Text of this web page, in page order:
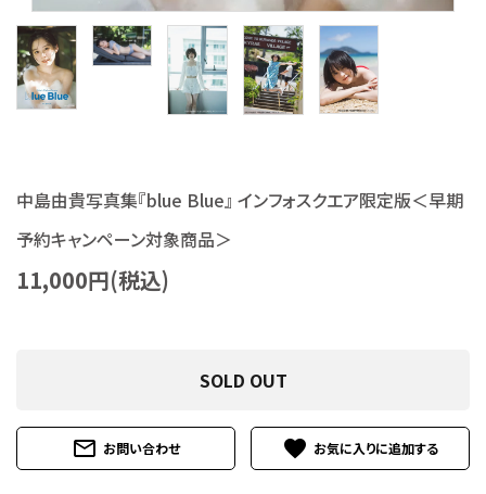
ロト・ナンバーズ書籍・グッズ
ご利用ガイド
特定商取引法について
中島由貴写真集『blue Blue』 インフォスクエア限定版＜早期
予約キャンペーン対象商品＞
11,000円(税込)
SOLD OUT
mail_outline お問い合わせ favorite